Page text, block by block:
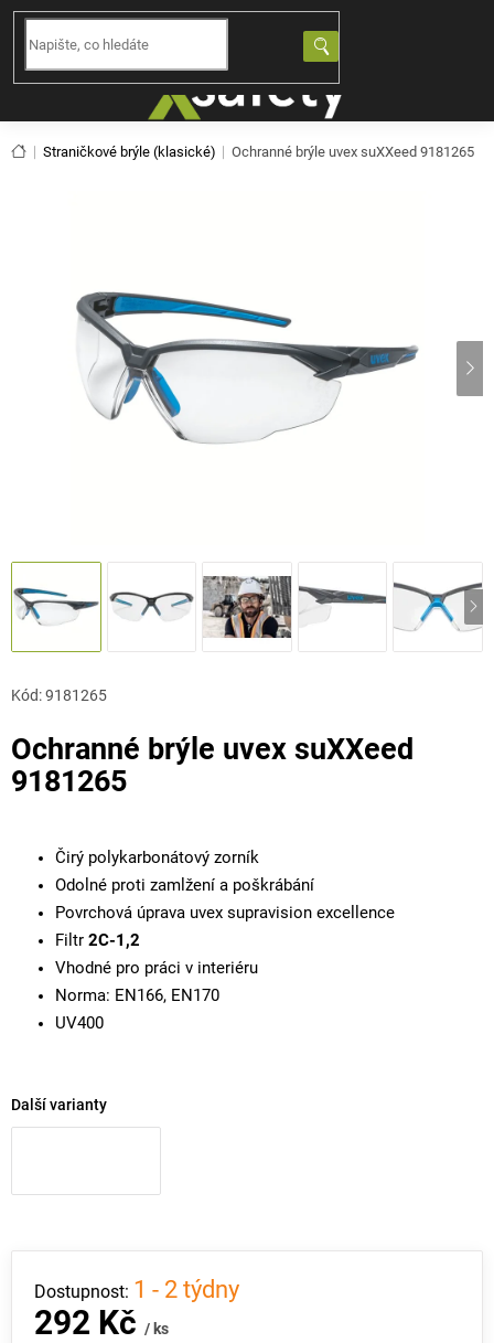
Přejít
obsah
Domů
Straničkové brýle (klasické) Ochranné brýle uvex suXXeed 9181265
Ochranné brýle uvex suXXeed
9181265
Kód:9181265
Čirý polykarbonátový zorník
Odolné proti zamlžení a poškrábání
Povrchová úprava uvex supravision excellence
Filtr 2C-1,2
Vhodné pro práci v interiéru
Norma: EN166, EN170
UV400
Další varianty
292 Kč / ks
1 - 2 týdny